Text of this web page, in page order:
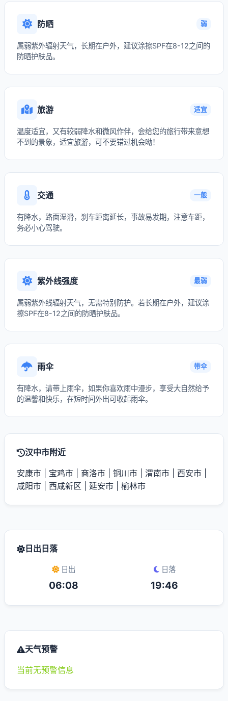
防晒 弱
属弱紫外辐射天气，长期在户外，建议涂擦SPF在8-12之间的
防晒护肤品。
旅游 适宜
温度适宜，又有较弱降水和微风作伴，会给您的旅行带来意想
不到的景象，适宜旅游，可不要错过机会呦！
交通 一般
有降水，路面湿滑，刹车距离延长，事故易发期，注意车距，
务必小心驾驶。
紫外线强度 最弱
属弱紫外线辐射天气，无需特别防护。若长期在户外，建议涂
擦SPF在8-12之间的防晒护肤品。
雨伞 带伞
有降水，请带上雨伞，如果你喜欢雨中漫步，享受大自然给予
的温馨和快乐，在短时间外出可收起雨伞。
汉中市附近
安康市 宝鸡市 商洛市 铜川市 渭南市 西安市
咸阳市
西咸新区 延安市 榆林市
日出日落
日出
06:08
日落
19:46
天气预警
当前无预警信息